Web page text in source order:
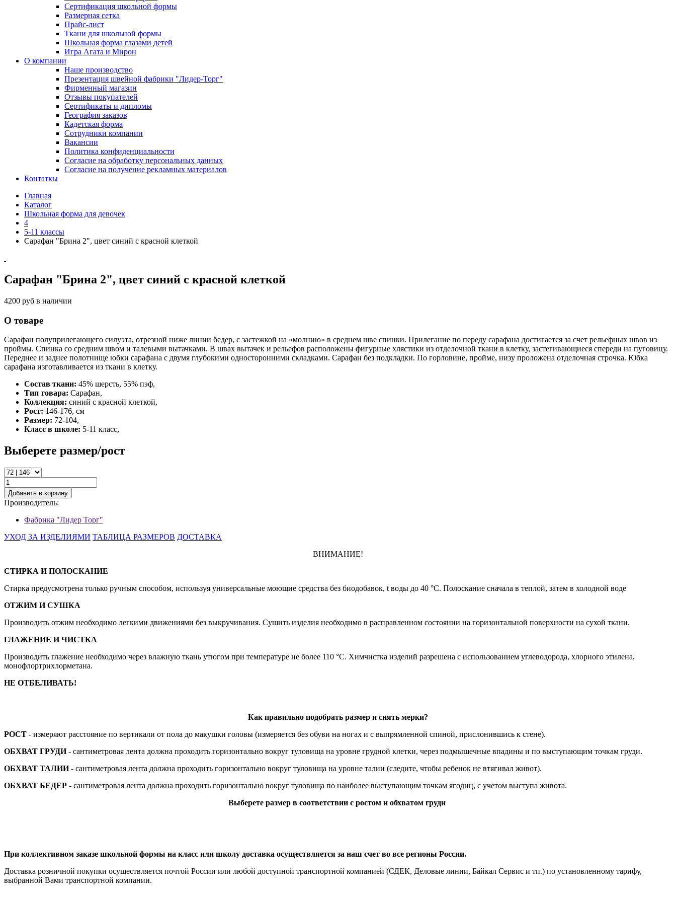
Сертификация школьной формы
Размерная сетка
Прайс-лист
Ткани для школьной формы
Школьная форма глазами детей
Игра Агата и Мирон
О компании
Наше производство
Презентация швейной фабрики "Лидер-Торг"
Фирменный магазин
Отзывы покупателей
Сертификаты и дипломы
География заказов
Кадетская форма
Сотрудники компании
Вакансии
Политика конфиденциальности
Согласие на обработку персональных данных
Согласие на получение рекламных материалов
Контаткы
Главная
Каталог
Школьная форма для девочек
4
5-11 классы
Сарафан "Брина 2", цвет синий с красной клеткой
Сарафан "Брина 2", цвет синий с красной клеткой
4200 руб в наличии
О товаре
Сарафан полуприлегающего силуэта, отрезной ниже линии бедер, с застежкой на «молнию» в среднем шве спинки. Прилегание по переду сарафана достигается за счет рельефных швов из
проймы. Спинка со средним швом и талевыми вытачками. В швах вытачек и рельефов расположены фигурные хлястики из отделочной ткани в клетку, застегивающиеся спереди на пуговицу.
Переднее и заднее полотнище юбки сарафана с двумя глубокими односторонними складками. Сарафан без подкладки. По горловине, пройме, низу проложена отделочная строчка. Юбка
сарафана изготавливается из ткани в клетку.
Состав ткани: 45% шерсть, 55% пэф,
Тип товара: Сарафан,
Коллекция: синий с красной клеткой,
Рост: 146-176, см
Размер: 72-104,
Класс в школе: 5-11 класс,
Выберете размер/рост
Добавить в корзину
Производитель:
Фабрика "Лидер Торг"
УХОД ЗА ИЗДЕЛИЯМИ ТАБЛИЦА РАЗМЕРОВ ДОСТАВКА
ВНИМАНИЕ!
СТИРКА И ПОЛОСКАНИЕ
Стирка предусмотрена только ручным способом, используя универсальные моющие средства без биодобавок, t воды до 40 °С. Полоскание сначала в теплой, затем в холодной воде
ОТЖИМ И СУШКА
Производить отжим необходимо легкими движениями без выкручивания. Сушить изделия необходимо в расправленном состоянии на горизонтальной поверхности на сухой ткани.
ГЛАЖЕНИЕ И ЧИСТКА
Производить глажение необходимо через влажную ткань утюгом при температуре не более 110 °С. Химчистка изделий разрешена с использованием углеводорода, хлорного этилена,
монофлортрихлорметана.
НЕ ОТБЕЛИВАТЬ!
Как правильно подобрать размер и снять мерки?
РОСТ - измеряют расстояние по вертикали от пола до макушки головы (измеряется без обуви на ногах и с выпрямленной спиной, прислонившись к стене).
ОБХВАТ ГРУДИ- сантиметровая лента должна проходить горизонтально вокруг туловища на уровне грудной клетки, через подмышечные впадины и по выступающим точкам груди.
ОБХВАТ ТАЛИИ- сантиметровая лента должна проходить горизонтально вокруг туловища на уровне талии (следите, чтобы ребенок не втягивал живот).
ОБХВАТ БЕДЕР - сантиметровая лента должна проходить горизонтально вокруг туловища по наиболее выступающим точкам ягодиц, с учетом выступа живота.
Выберете размер в соответствии с ростом и обхватом груди
При коллективном заказе школьной формы на класс или школу доставка осуществляется за наш счет во все регионы России.
Доставка розничной покупки осуществляется почтой России или любой доступной транспортной компанией (СДЕК, Деловые линии, Байкал Сервис и тп.) по установленному тарифу,
выбранной Вами транспортной компании.